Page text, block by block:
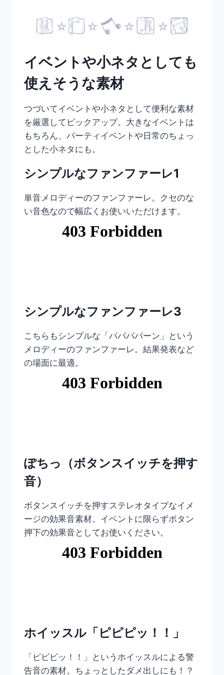
イベントや小ネタとしても
使えそうな素材
つづいてイベントや小ネタとして便利な素材
を厳選してピックアップ。大きなイベントは
もちろん、パーティイベントや日常のちょっ
とした小ネタにも。
シンプルなファンファーレ1
単音メロディーのファンファーレ。クセのな
い音色なので幅広くお使いいただけます。
シンプルなファンファーレ3
こちらもシンプルな「パパパパーン」という
メロディーのファンファーレ。結果発表など
の場面に最適。
ぽちっ（ボタンスイッチを押す
音）
ボタンスイッチを押すステレオタイプなイメ
ージの効果音素材。イベントに限らずボタン
押下の効果音としてお使いください。
ホイッスル「ピピピッ！！」
「ピピピッ！！」というホイッスルによる警
告音の素材。ちょっとしたダメ出しにも！？